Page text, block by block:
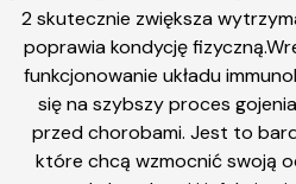
2 skutecznie zwiększa
poprawia kondycję
funkcjonowanie układu
się na szybszy proces
przed chorobami. Jest to
które chcą wzmocnić swoją